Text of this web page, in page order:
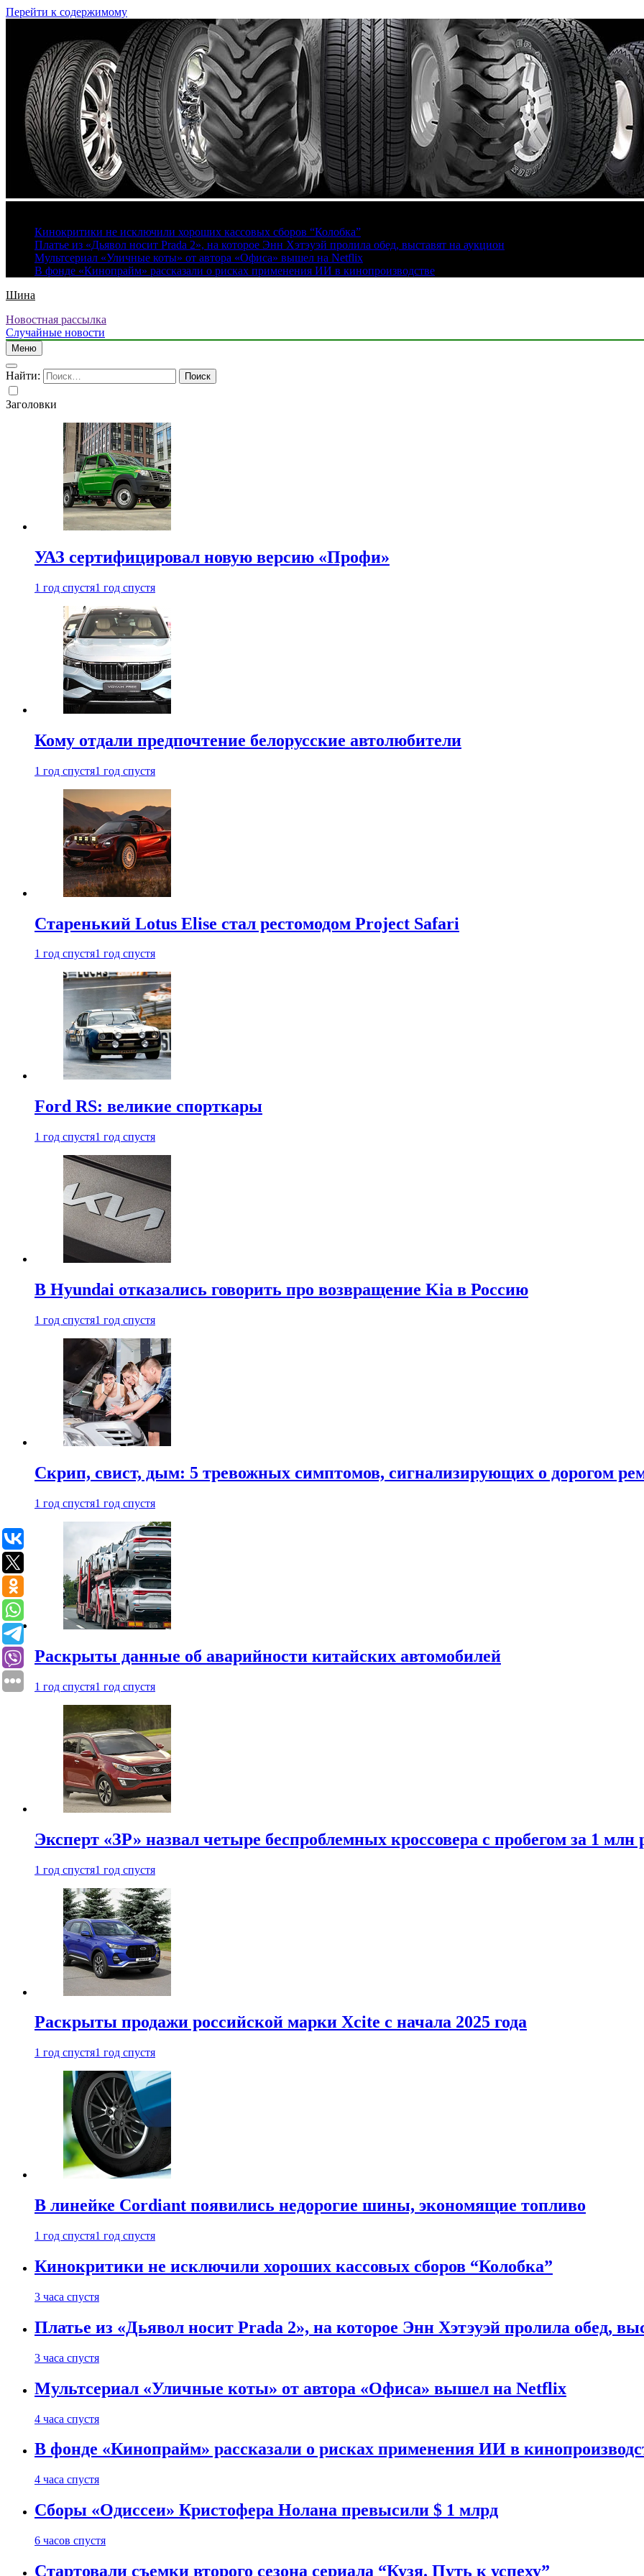
Перейти к содержимому
Кинокритики не исключили хороших кассовых сборов “Колобка”
Платье из «Дьявол носит Prada 2», на которое Энн Хэтэуэй пролила обед, выставят на аукцион
Мультсериал «Уличные коты» от автора «Офиса» вышел на Netflix
В фонде «Кинопрайм» рассказали о рисках применения ИИ в кинопроизводстве
Шина
Новостная рассылка
Случайные новости
Меню
Найти:
Заголовки
УАЗ сертифицировал новую версию «Профи»
1 год спустя1 год спустя
Кому отдали предпочтение белорусские автолюбители
1 год спустя1 год спустя
Старенький Lotus Elise стал рестомодом Project Safari
1 год спустя1 год спустя
Ford RS: великие спорткары
1 год спустя1 год спустя
В Hyundai отказались говорить про возвращение Kia в Россию
1 год спустя1 год спустя
Скрип, свист, дым: 5 тревожных симптомов, сигнализирующих о дорогом
1 год спустя1 год спустя
Раскрыты данные об аварийности китайских автомобилей
1 год спустя1 год спустя
Эксперт «ЗР» назвал четыре беспроблемных кроссовера с пробегом за 1 млн
1 год спустя1 год спустя
Раскрыты продажи российской марки Xcite с начала 2025 года
1 год спустя1 год спустя
В линейке Cordiant появились недорогие шины, экономящие топливо
1 год спустя1 год спустя
Кинокритики не исключили хороших кассовых сборов “Колобка”
3 часа спустя
Платье из «Дьявол носит Prada 2», на которое Энн Хэтэуэй пролила обед,
3 часа спустя
Мультсериал «Уличные коты» от автора «Офиса» вышел на Netflix
4 часа спустя
В фонде «Кинопрайм» рассказали о рисках применения ИИ в
4 часа спустя
Сборы «Одиссеи» Кристофера Нолана превысили $ 1 млрд
6 часов спустя
Стартовали съемки второго сезона сериала “Кузя. Путь к успеху”